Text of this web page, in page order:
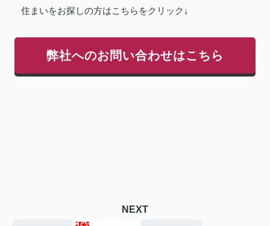
住まいをお探しの方はこちらをクリック↓
弊社へのお問い合わせはこちら
NEXT